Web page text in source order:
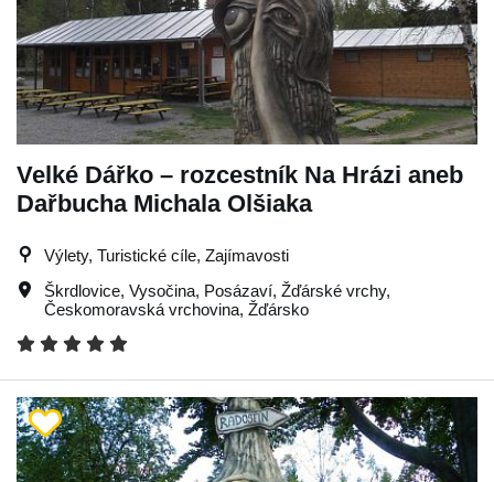
Velké Dářko – rozcestník Na Hrázi aneb
Dařbucha Michala Olšiaka
Výlety, Turistické cíle, Zajímavosti
Škrdlovice, Vysočina, Posázaví, Žďárské vrchy,
Českomoravská vrchovina, Žďársko